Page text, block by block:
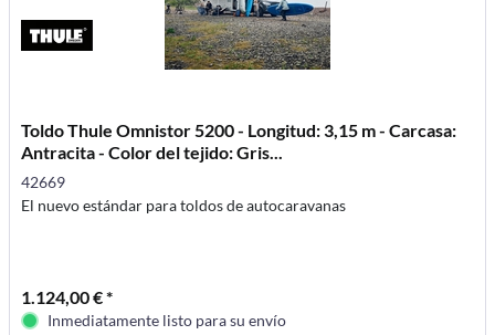
Toldo Thule Omnistor 5200 - Longitud: 3,15 m - Carcasa:
Antracita - Color del tejido: Gris...
42669
El nuevo estándar para toldos de autocaravanas
1.124,00 € *
Inmediatamente listo para su envío